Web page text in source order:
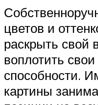
цветов и
раскрыть свой
воплотить
способности.
картины